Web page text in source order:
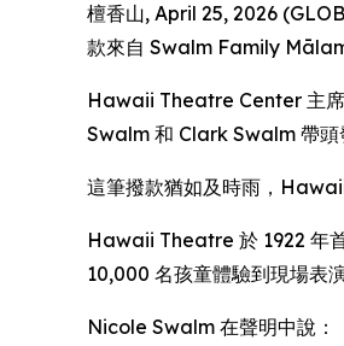
檀香山, April 25, 2026
款來自 Swalm Family
Hawaii Theatre Center 主席
Swalm 和 Clark Swalm 帶頭
這筆撥款猶如及時雨，
Hawaii Theatre 於 1922 年
10,000 名孩童體驗到現場表
Nicole Swalm 在聲明中說：